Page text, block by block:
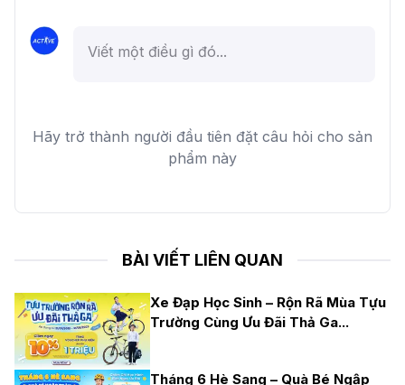
Hãy trở thành người đầu tiên đặt câu hỏi cho sản
phẩm này
BÀI VIẾT LIÊN QUAN
Xe Đạp Học Sinh – Rộn Rã Mùa Tựu
Trường Cùng Ưu Đãi Thả Ga...
Tháng 6 Hè Sang – Quà Bé Ngập